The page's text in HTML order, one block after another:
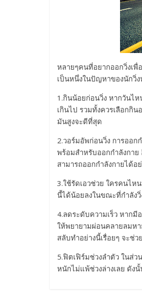
หลายๆคนที่อยากออกวิ่งเพื่
เป็นหนึ่งในปัญหาของนักวิ่
1.กินน้อยก่อนวิ่ง หากวันไ
เกินไป รวมทั้งควรเลือกกิ
มันสูงจะดีที่สุด
2.วอร์มอัพก่อนวิ่ง การออก
พร้อมสำหรับออกกำลังกาย
สามารถออกกำลังกายได้อ
3.ใช้รัดเอวช่วย ใครคนไ
นี้ได้น้อยลงในขณะที่กำลัง
4.ลดระดับความเร็ว หากมี
ให้พยายามผ่อนคลายลมห
สลับทำอย่างนี้เรื่อยๆ จะช่
5.ฟิตเฟิร์มช่วงลำตัว ในส่
หนักไม่แพ้ช่วงล่างเลย ดัง